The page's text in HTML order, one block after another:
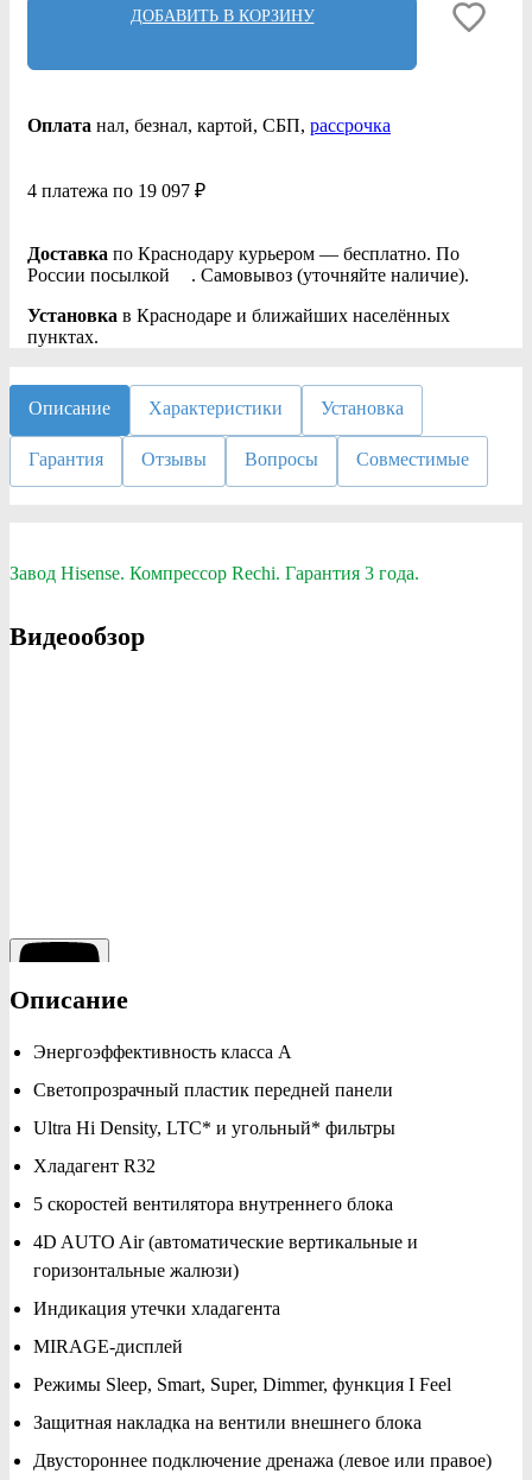
ДОБАВИТЬ В КОРЗИНУ
Оплата нал, безнал, картой, СБП, рассрочка
4 платежа по 19 097 ₽
Доставка по Краснодару курьером — бесплатно. По
России посылкой
. Самовывоз (уточняйте наличие).
Установка в Краснодаре и ближайших населённых
пунктах.
Описание Характеристики Установка
Гарантия Отзывы Вопросы Совместимые
Завод Hisense. Компрессор Rechi. Гарантия 3 года.
Видеообзор
Описание
Энергоэффективность класса А
Светопрозрачный пластик передней панели
Ultra Hi Density, LTC* и угольный* фильтры
Хладагент R32
5 скоростей вентилятора внутреннего блока
4D AUTO Air (автоматические вертикальные и
горизонтальные жалюзи)
Индикация утечки хладагента
MIRAGE-дисплей
Режимы Sleep, Smart, Super, Dimmer, функция I Feel
Защитная накладка на вентили внешнего блока
Двустороннее подключение дренажа (левое или правое)